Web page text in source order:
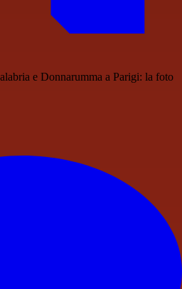
e Donnarumma a Parigi: la foto